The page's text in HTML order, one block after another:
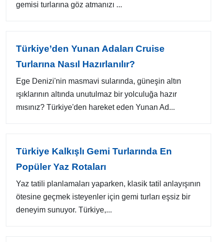
gemisi turlarına göz atmanızı ...
Türkiye’den Yunan Adaları Cruise
Turlarına Nasıl Hazırlanılır?
Ege Denizi'nin masmavi sularında, güneşin altın
ışıklarının altında unutulmaz bir yolculuğa hazır
mısınız? Türkiye'den hareket eden Yunan Ad...
Türkiye Kalkışlı Gemi Turlarında En
Popüler Yaz Rotaları
Yaz tatili planlamaları yaparken, klasik tatil anlayışının
ötesine geçmek isteyenler için gemi turları eşsiz bir
deneyim sunuyor. Türkiye,...